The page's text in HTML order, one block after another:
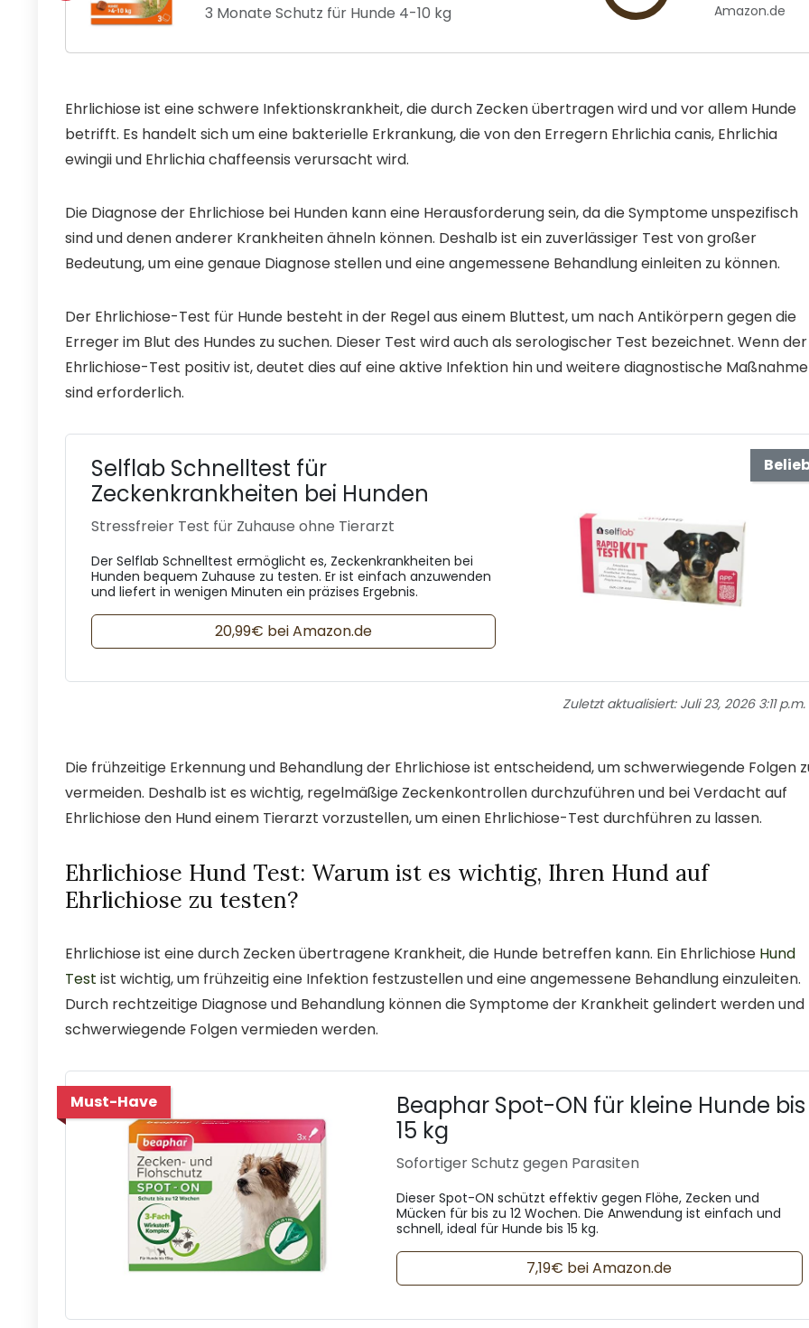
3 Monate Schutz für Hunde 4-10 kg
Amazon.de
Ehrlichiose ist eine schwere Infektionskrankheit, die durch Zecken übertragen wird und vor allem Hunde
betrifft. Es handelt sich um eine bakterielle Erkrankung, die von den Erregern Ehrlichia canis, Ehrlichia
ewingii und Ehrlichia chaffeensis verursacht wird.
Die Diagnose der Ehrlichiose bei Hunden kann eine Herausforderung sein, da die Symptome unspezifisch
sind und denen anderer Krankheiten ähneln können. Deshalb ist ein zuverlässiger Test von großer
Bedeutung, um eine genaue Diagnose stellen und eine angemessene Behandlung einleiten zu können.
Der Ehrlichiose-Test für Hunde besteht in der Regel aus einem Bluttest, um nach Antikörpern gegen die
Erreger im Blut des Hundes zu suchen. Dieser Test wird auch als serologischer Test bezeichnet. Wenn der
Ehrlichiose-Test positiv ist, deutet dies auf eine aktive Infektion hin und weitere diagnostische
sind erforderlich.
Selflab Schnelltest für
Zeckenkrankheiten bei Hunden
Stressfreier Test für Zuhause ohne Tierarzt
Der Selflab Schnelltest ermöglicht es, Zeckenkrankheiten bei
Hunden bequem Zuhause zu testen. Er ist einfach anzuwenden
und liefert in wenigen Minuten ein präzises Ergebnis.
20,99€ bei Amazon.de
Zuletzt aktualisiert: Juli 23, 2026 3:11 p.m.
Die frühzeitige Erkennung und Behandlung der Ehrlichiose ist entscheidend, um schwerwiegende Folgen
vermeiden. Deshalb ist es wichtig, regelmäßige Zeckenkontrollen durchzuführen und bei Verdacht auf
Ehrlichiose den Hund einem Tierarzt vorzustellen, um einen Ehrlichiose-Test durchführen zu lassen.
Ehrlichiose Hund Test: Warum ist es wichtig, Ihren Hund auf
Ehrlichiose zu testen?
Ehrlichiose ist eine durch Zecken übertragene Krankheit, die Hunde betreffen kann. Ein Ehrlichiose Hund
Test ist wichtig, um frühzeitig eine Infektion festzustellen und eine angemessene Behandlung einzuleiten.
Durch rechtzeitige Diagnose und Behandlung können die Symptome der Krankheit gelindert werden und
schwerwiegende Folgen vermieden werden.
Must-Have
Beaphar Spot-ON für kleine Hunde bis
15 kg
Sofortiger Schutz gegen Parasiten
Dieser Spot-ON schützt effektiv gegen Flöhe, Zecken und
Mücken für bis zu 12 Wochen. Die Anwendung ist einfach und
schnell, ideal für Hunde bis 15 kg.
7,19€ bei Amazon.de